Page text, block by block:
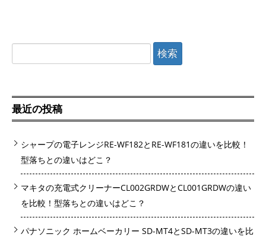
索:
最近の投稿
シャープの電子レンジRE-WF182とRE-WF181の違いを比較！
型落ちとの違いはどこ？
マキタの充電式クリーナーCL002GRDWとCL001GRDWの違い
を比較！型落ちとの違いはどこ？
パナソニック ホームベーカリー SD-MT4とSD-MT3の違いを比